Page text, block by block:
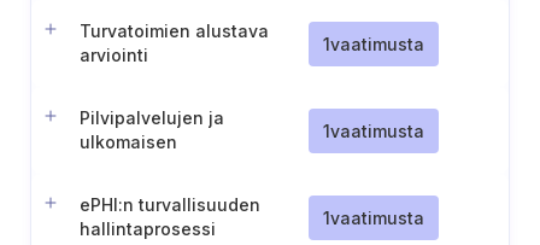
Turvatoimien alustava
arviointi
1vaatimusta
Pilvipalvelujen ja
ulkomaisen
1vaatimusta
ePHI:n turvallisuuden
hallintaprosessi
1vaatimusta